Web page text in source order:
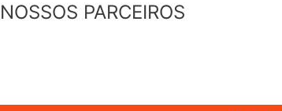
NOSSOS PARCEIROS